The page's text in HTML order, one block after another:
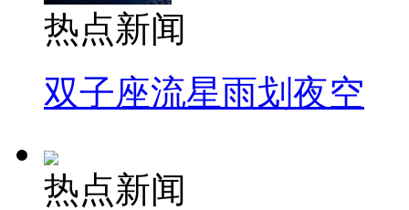
热点新闻
双子座流星雨划夜空
热点新闻